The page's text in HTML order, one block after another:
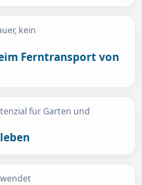
kein
Ferntransport von
für Garten und